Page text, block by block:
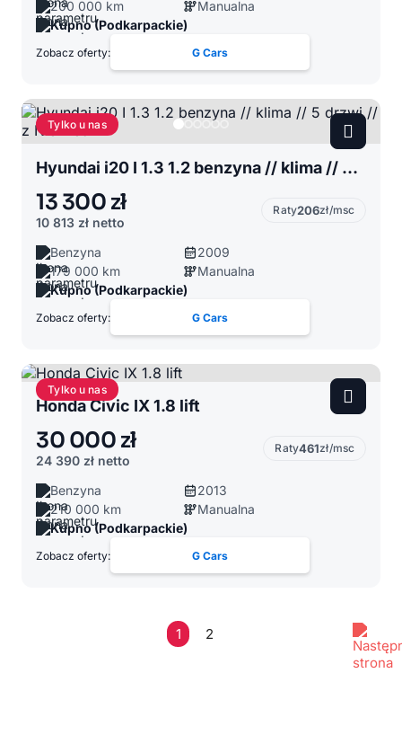
200 000 km
Manualna
Kupno (Podkarpackie)
Zobacz oferty: G Cars
Tylko u nas
Hyundai i20 I 1.3 1.2 benzyna // klima // 5 drzwi // z Niemiec
13 300 zł
10 813 zł netto
Raty206zł/msc
Benzyna
2009
179 000 km
Manualna
Kupno (Podkarpackie)
Zobacz oferty: G Cars
Tylko u nas
Honda Civic IX 1.8 lift
30 000 zł
24 390 zł netto
Raty461zł/msc
Benzyna
2013
210 000 km
Manualna
Kupno (Podkarpackie)
Zobacz oferty: G Cars
1 2